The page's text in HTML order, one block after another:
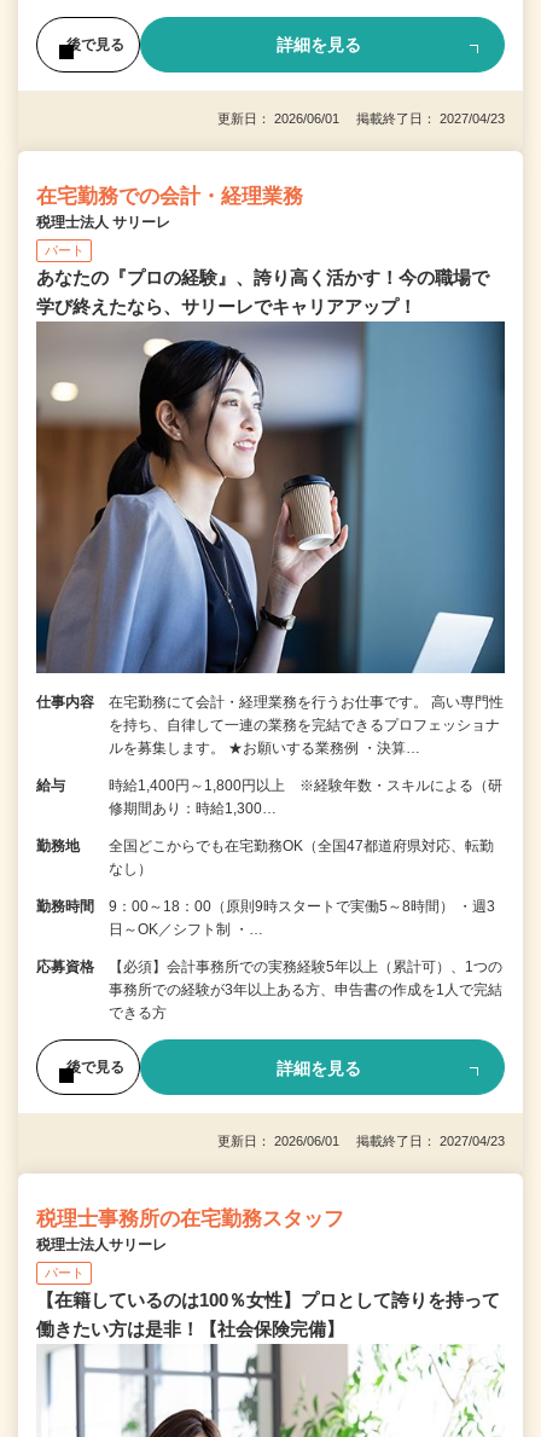
後で見る 詳細を見る
更新日： 2026/06/01 掲載終了日： 2027/04/23
在宅勤務での会計・経理業務
税理士法人 サリーレ
パート
あなたの『プロの経験』、誇り高く活かす！今の職場で
学び終えたなら、サリーレでキャリアアップ！
仕事内容
在宅勤務にて会計・経理業務を行うお仕事です。 高い専門性
を持ち、自律して一連の業務を完結できるプロフェッショナ
ルを募集します。 ★お願いする業務例 ・決算…
給与
時給1,400円～1,800円以上 ※経験年数・スキルによる（研
修期間あり：時給1,300…
勤務地
全国どこからでも在宅勤務OK（全国47都道府県対応、転勤
なし）
勤務時間
9：00～18：00（原則9時スタートで実働5～8時間） ・週3
日～OK／シフト制 ・…
応募資格
【必須】会計事務所での実務経験5年以上（累計可）、1つの
事務所での経験が3年以上ある方、申告書の作成を1人で完結
できる方
後で見る 詳細を見る
更新日： 2026/06/01 掲載終了日： 2027/04/23
税理士事務所の在宅勤務スタッフ
税理士法人サリーレ
パート
【在籍しているのは100％女性】プロとして誇りを持って
働きたい方は是非！【社会保険完備】